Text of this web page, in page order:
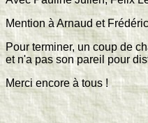
Mention à Arnaud et
Pour terminer, un coup de
et n'a pas son pareil pour
Merci encore à tous !